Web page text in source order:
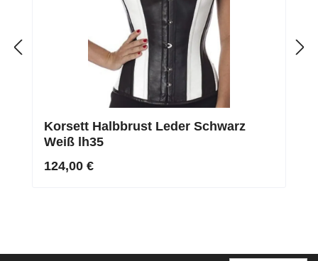
Korsett Halbbrust Leder Schwarz
Weiß lh35
124,00 €